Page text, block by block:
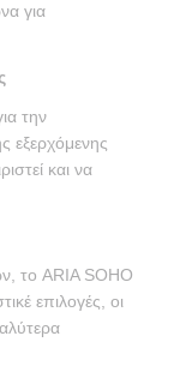
για
την
εξερχόμενης
και να
το ARIA SOHO
επιλογές, οι